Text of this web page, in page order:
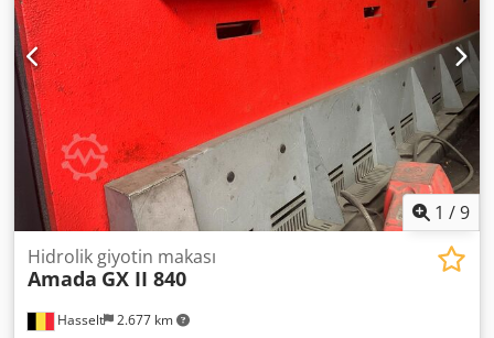
1 /9
Hasselt 2.677 km
Hidrolik giyotin makası
Amada GX II 840